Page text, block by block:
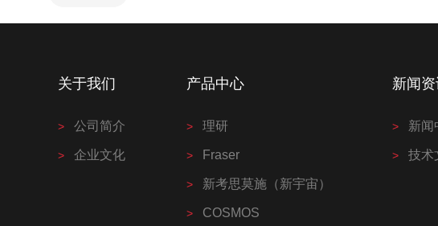
关于我们
公司简介
企业文化
产品中心
理研
Fraser
新考思莫施（新宇宙）
COSMOS
新闻
新闻
技术